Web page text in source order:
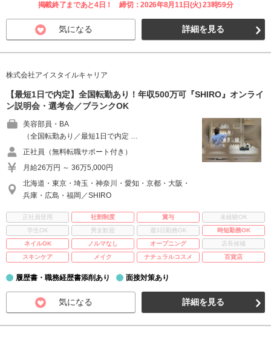
掲載終了まであと4日！ 締切：2026年8月11日(火) 23時59分
気になる 詳細を見る
株式会社アイスタイルキャリア
【最短1日で内定】全国転勤あり！年収500万可『SHIRO』オンライ
ン説明会・選考会／ブランクOK
美容部員・BA
（全国転勤あり／最短1日で内定 …
正社員（無料転職サポート付き）
月給26万円 ～ 36万5,000円
北海道・東京・埼玉・神奈川・愛知・京都・大阪・
兵庫・広島・福岡／SHIRO
正社員登用 社割制度 賞与
未経験OK
学生OK
男女歓迎 週3日勤務OK
時短勤務OK
ネイルOK
ノルマなし オープニング
店長候補
スキンケア
メイク ナチュラルコスメ 百貨店
履歴書・職務経歴書添削あり 面接対策あり
気になる 詳細を見る